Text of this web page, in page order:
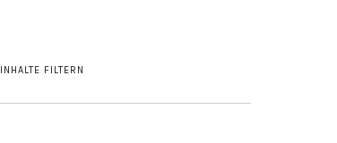
INHALTE FILTERN